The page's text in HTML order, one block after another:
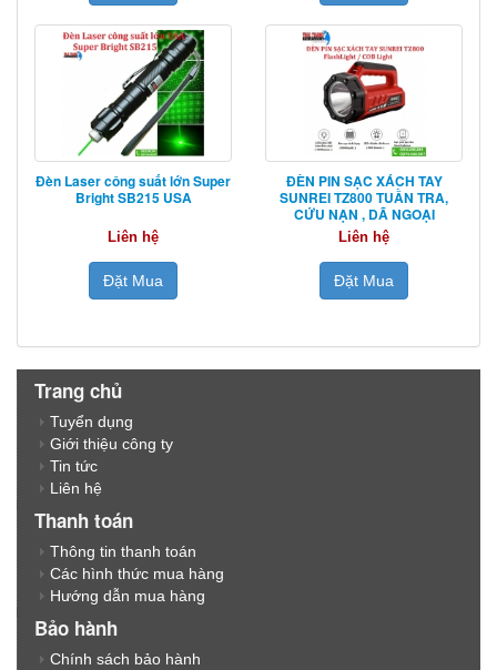
Đèn Laser công suất lớn Super
Bright SB215 USA
Liên hệ
Đặt Mua
ĐÈN PIN SẠC XÁCH TAY
SUNREI TZ800 TUẦN TRA,
CỨU NẠN , DÃ NGOẠI
Liên hệ
Đặt Mua
Trang chủ
Tuyển dụng
Giới thiệu công ty
Tin tức
Liên hệ
Thanh toán
Thông tin thanh toán
Các hình thức mua hàng
Hướng dẫn mua hàng
Bảo hành
Chính sách bảo hành